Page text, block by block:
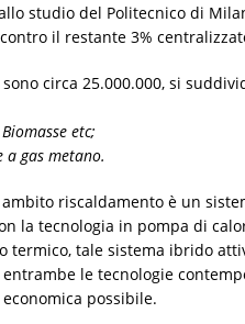
studio del Politecnico di
il restante 3%
circa 25.000.000, si
etc;
a gas metano.
ambito riscaldamento è un
la tecnologia in pompa di
termico, tale sistema ibrido
le tecnologie
possibile.